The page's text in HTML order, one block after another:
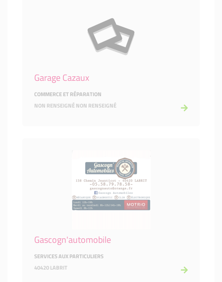
Garage Cazaux
COMMERCE ET RÉPARATION
NON RENSEIGNÉ NON RENSEIGNÉ
Gascogn'automobile
SERVICES AUX PARTICULIERS
40420 LABRIT